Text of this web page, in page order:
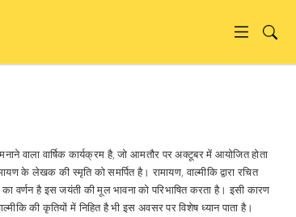
वाला वार्षिक कार्यक्रम है, जो आमतौर पर अक्टूबर में आयोजित होता
के लेखककी स्मृति को समर्पित है।रामायण,वाल्मीकि द्वारा रचित
वर्णन हैइस जयंती की मूल भावना को परिभाषित करता है। इसी कारण
की कृतियों में निहित हैभी इस अवसर पर विशेष ध्यान पाता है।